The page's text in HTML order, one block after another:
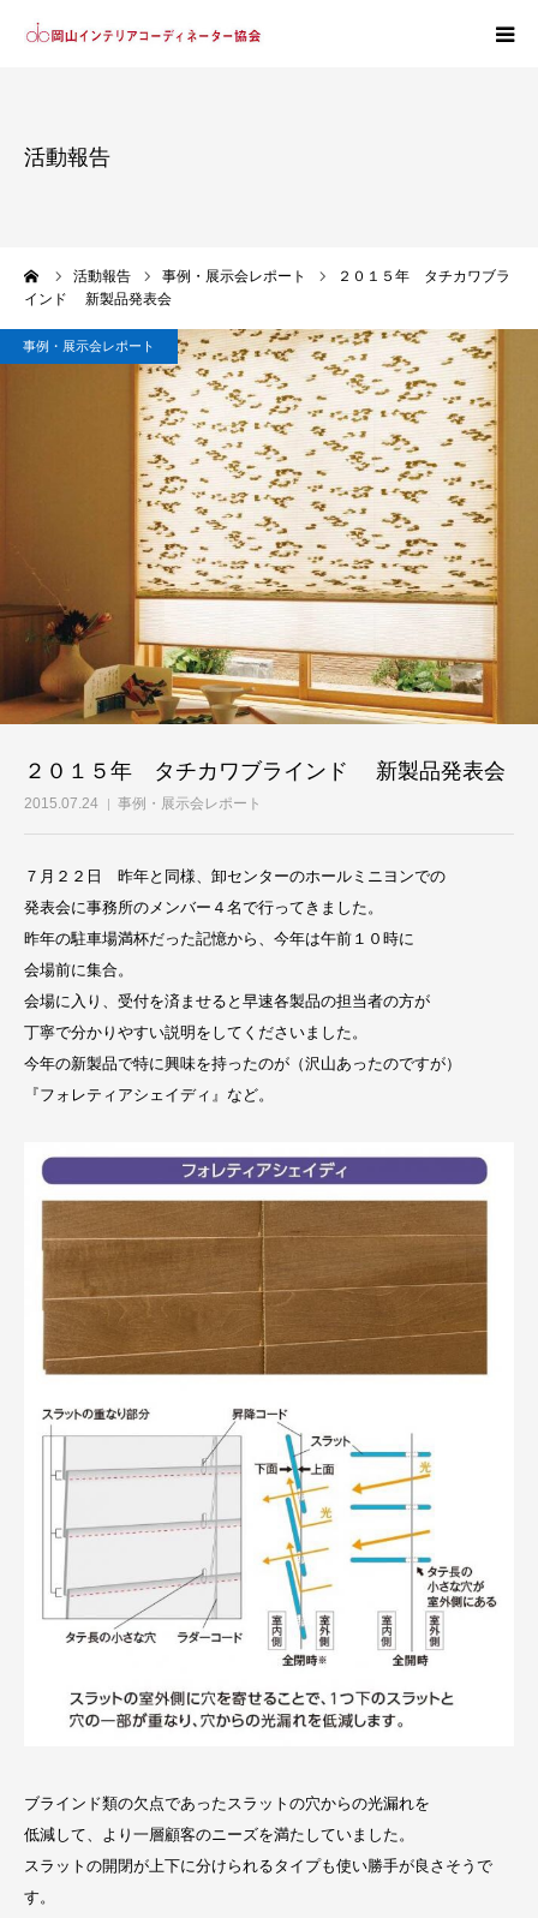
活動報告
活動報告 事例・展示会レポート
２０１５年 タチカワブラ
インド 新製品発表会
事例・展示会レポート
２０１５年 タチカワブラインド 新製品発表会
2015.07.24 事例・展示会レポート
７月２２日 昨年と同様、卸センターのホールミニヨンでの
発表会に事務所のメンバー４名で行ってきました。
昨年の駐車場満杯だった記憶から、今年は午前１０時に
会場前に集合。
会場に入り、受付を済ませると早速各製品の担当者の方が
丁寧で分かりやすい説明をしてくださいました。
今年の新製品で特に興味を持ったのが（沢山あったのですが）
『フォレティアシェイディ』など。
ブラインド類の欠点であったスラットの穴からの光漏れを
低減して、より一層顧客のニーズを満たしていました。
スラットの開閉が上下に分けられるタイプも使い勝手が良さそうで
す。
協会紹介
入会案内